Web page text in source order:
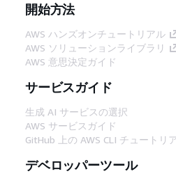
開始方法
AWS ハンズオンチュートリアル
AWS ソリューションライブラリ
AWS 意思決定ガイド
サービスガイド
生成 AI サービスの選択
AWS サービスガイド
GitHub 上の AWS CLI チュートリ
デベロッパーツール